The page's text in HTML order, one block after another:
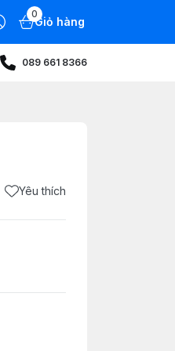
0
Giỏ hàng
089 661 8366
Yêu thích